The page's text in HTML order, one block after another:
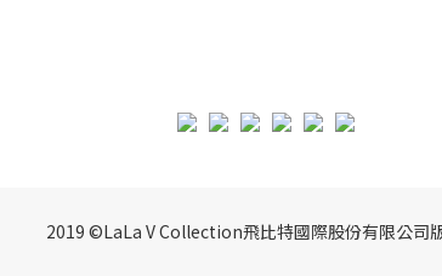
2019 ©LaLa V Collection飛比特國際股份有限公司